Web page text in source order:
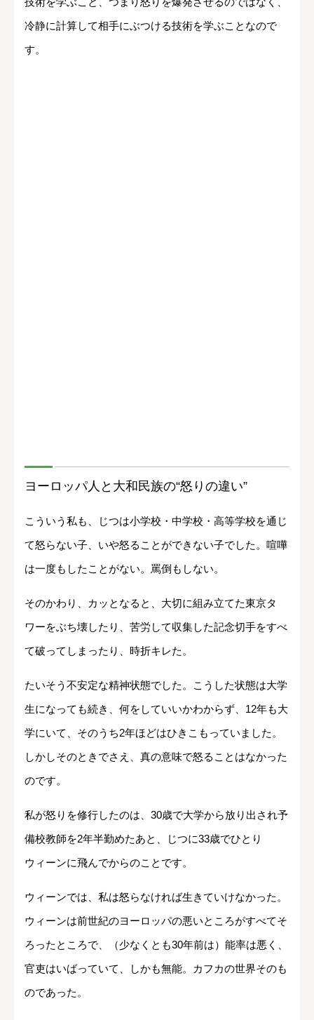
冷静に計算して相手にぶつける技術を学ぶことなので
す。
ヨーロッパ人と大和民族の“怒りの違い”
こういう私も、じつは小学校・中学校・高等学校を通じ
て怒らない子、いや怒ることができない子でした。喧嘩
は一度もしたことがない。罵倒もしない。
そのかわり、カッとなると、大切に組み立てた東京タ
ワーをぶち壊したり、苦労して収集した記念切手をすべ
て破ってしまったり、時折キレた。
たいそう不安定な精神状態でした。こうした状態は大学
生になっても続き、何をしていいかわからず、12年も大
学にいて、そのうち2年ほどはひきこもっていました。
しかしそのときでさえ、真の意味で怒ることはなかった
のです。
私が怒りを修行したのは、30歳で大学から放り出され予
備校教師を2年半勤めたあと、じつに33歳でひとり
ウィーンに飛んでからのことです。
ウィーンでは、私は怒らなければ生きていけなかった。
ウィーンは前世紀のヨーロッパの悪いところがすべてそ
ろったところで、（少なくとも30年前は）能率は悪く、
官吏はいばっていて、しかも無能。カフカの世界そのも
のであった。